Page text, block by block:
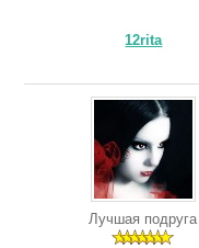
12rita
Лучшая подруга